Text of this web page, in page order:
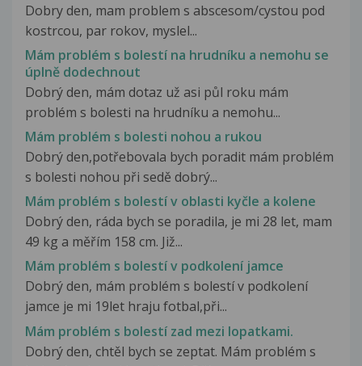
Dobry den, mam problem s abscesom/cystou pod
kostrcou, par rokov, myslel...
Mám problém s bolestí na hrudníku a nemohu se
úplně dodechnout
Dobrý den, mám dotaz už asi půl roku mám
problém s bolesti na hrudníku a nemohu...
Mám problém s bolesti nohou a rukou
Dobrý den,potřebovala bych poradit mám problém
s bolesti nohou při sedě dobrý...
Mám problém s bolestí v oblasti kyčle a kolene
Dobrý den, ráda bych se poradila, je mi 28 let, mam
49 kg a měřím 158 cm. Již...
Mám problém s bolestí v podkolení jamce
Dobrý den, mám problém s bolestí v podkolení
jamce je mi 19let hraju fotbal,při...
Mám problém s bolestí zad mezi lopatkami.
Dobrý den, chtěl bych se zeptat. Mám problém s